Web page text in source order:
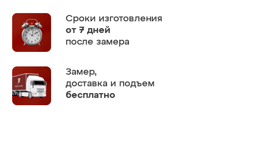
Сроки изготовления
от 7 дней
после замера
Замер,
доставка и подъем
бесплатно